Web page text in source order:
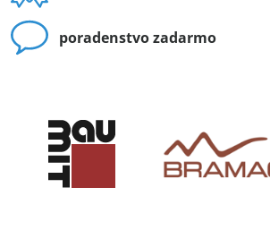
poradenstvo zadarmo